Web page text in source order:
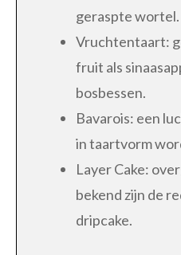
geraspte wortel.
Vruchtentaart:
fruit als
bosbessen.
Bavarois: een
in taartvorm
Layer Cake:
bekend zijn de
dripcake.